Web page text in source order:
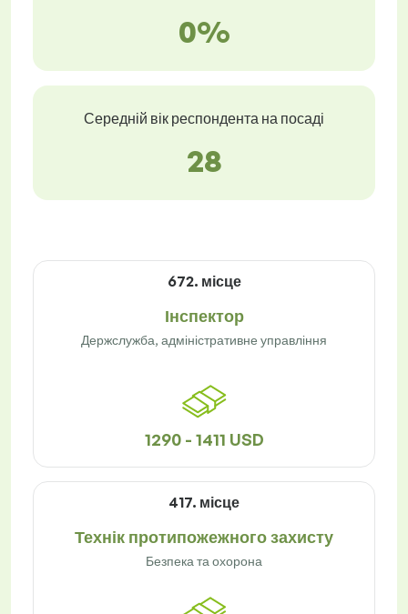
0%
Середній вік респондента на посаді
28
672. місце
Інспектор
Держслужба, адміністративне управління
1290 - 1411 USD
417. місце
Технік протипожежного захисту
Безпека та охорона